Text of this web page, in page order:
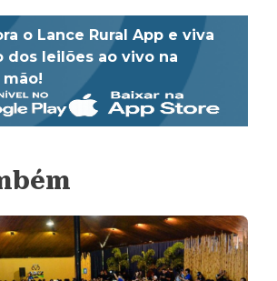
o Lance Rural App e viva
dos leilões ao vivo na